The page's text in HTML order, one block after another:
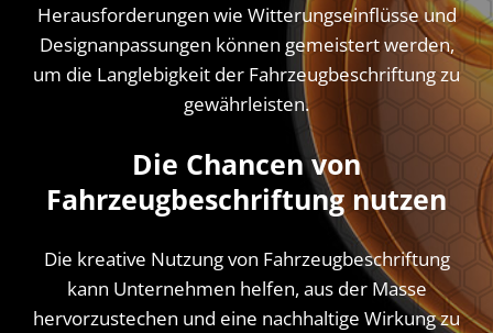
Herausforderungen wie Witterungseinflüsse und
Designanpassungen können gemeistert werden,
um die Langlebigkeit der Fahrzeugbeschriftung zu
gewährleisten.
Die Chancen von
Fahrzeugbeschriftung nutzen
Die kreative Nutzung von Fahrzeugbeschriftung
kann Unternehmen helfen, aus der Masse
hervorzustechen und eine nachhaltige Wirkung zu